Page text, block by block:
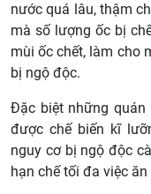
nước quá lâu, thậm
mà số lượng ốc bị
mùi ốc chết, làm cho
bị ngộ độc.
Đặc biệt những quán
được chế biến kĩ
nguy cơ bị ngộ độc
hạn chế tối đa việc